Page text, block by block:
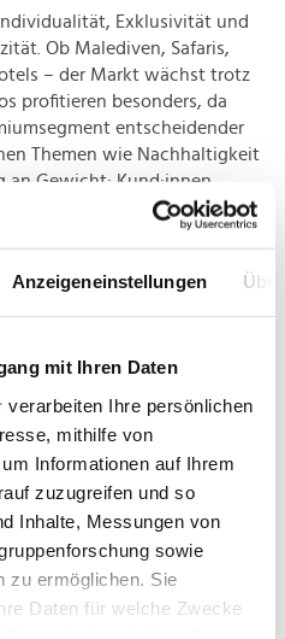
Anzeigeneinstellungen
mit Ihren Daten
verarbeiten Ihre persönlichen
mithilfe von
Informationen auf Ihrem
zuzugreifen und so
Inhalte, Messungen von
sowie
zu ermöglichen. Sie
Daten für welche Zwecke
Exklusivität und
Ob Malediven, Safaris,
– der Markt wächst trotz
profitieren besonders, da
entscheidender
Themen wie Nachhaltigkeit
an Gewicht: Kund:innen
nicht nur
sondern auch Rücksicht
einem zukunftsfähigen
und Verantwortung
auf hybride Angebote setzt, die
digitale Concierge-Services
Apps, die das Erlebnis vor Ort
künftig das Beste aus
Komfort.